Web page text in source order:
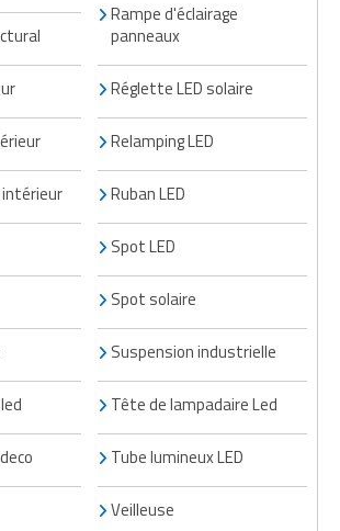
Rampe d'éclairage
panneaux
Réglette LED solaire
Relamping LED
Ruban LED
Spot LED
Spot solaire
Suspension industrielle
Tête de lampadaire Led
Tube lumineux LED
Veilleuse